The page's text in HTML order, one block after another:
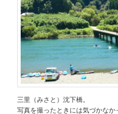
三里（みさと）沈下橋。
写真を撮ったときには気づかな